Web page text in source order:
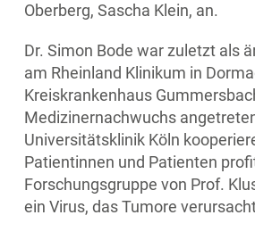
Oberberg, Sascha Klein, an.
Dr. Simon Bode war zuletzt als
am Rheinland Klinikum in
Kreiskrankenhaus
Medizinernachwuchs
Universitätsklinik Köln
Patientinnen und Patienten
Forschungsgruppe von Prof.
ein Virus, das Tumore